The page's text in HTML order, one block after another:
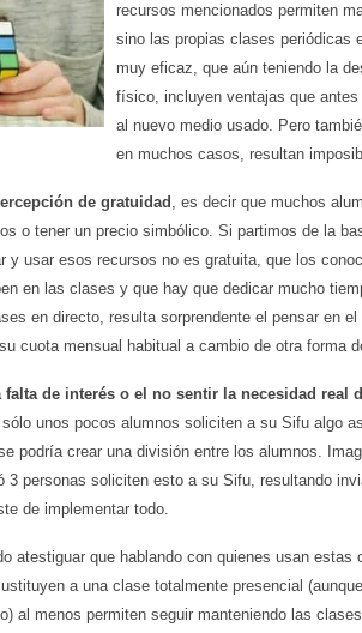
recursos mencionados permiten
sino las propias clases periódicas
muy eficaz, que aún teniendo la
físico, incluyen ventajas que
al nuevo medio usado. Pero
en muchos casos, resultan
de gratuidad , es decir que muchos
o tener un precio simbólico. Si partimos de la
y usar esos recursos no es gratuita, que los
en las clases y que hay que dedicar mucho
en directo, resulta sorprendente el pensar en
cuota mensual habitual a cambio de otra forma
de interés o el no sentir la necesidad real
unos pocos alumnos soliciten a su Sifu algo
podría crear una división entre los alumnos.
3 personas soliciten esto a su Sifu, resultando
de implementar todo.
atestiguar que hablando con quienes usan estas
a una clase totalmente presencial
al menos permiten seguir manteniendo las